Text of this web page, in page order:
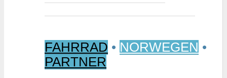
FAHRRAD • NORWEGEN •
PARTNER